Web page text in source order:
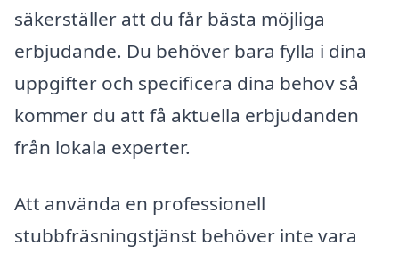
säkerställer att du får bästa möjliga
erbjudande. Du behöver bara fylla i dina
uppgifter och specificera dina behov så
kommer du att få aktuella erbjudanden
från lokala experter.
Att använda en professionell
stubbfräsningstjänst behöver inte vara